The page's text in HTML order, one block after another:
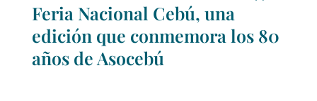
Feria Nacional Cebú, una
edición que conmemora los 80
años de Asocebú